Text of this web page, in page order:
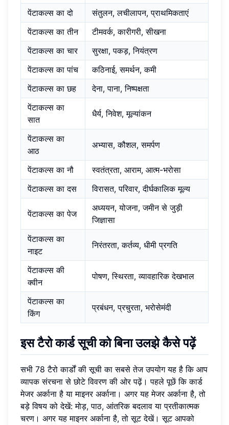
पेंटाकल्स का दो
संतुलन, लचीलापन, प्राथमिकताएं
पेंटाकल्स का तीन
टीमवर्क, कारीगरी, सीखना
पेंटाकल्स का चार
सुरक्षा, पकड़, नियंत्रण
पेंटाकल्स का पांच
कठिनाई, समर्थन, कमी
पेंटाकल्स का छह
देना, पाना, निष्पक्षता
पेंटाकल्स का
सात
धैर्य, निवेश, मूल्यांकन
पेंटाकल्स का
आठ
अभ्यास, कौशल, समर्पण
पेंटाकल्स का नौ
स्वतंत्रता, आराम, आत्म-भरोसा
पेंटाकल्स का दस
विरासत, परिवार, दीर्घकालिक मूल्य
पेंटाकल्स का पेज
अध्ययन, योजना, जमीन से जुड़ी
जिज्ञासा
पेंटाकल्स का
नाइट
निरंतरता, कर्तव्य, धीमी प्रगति
पेंटाकल्स की
क्वीन
पोषण, स्थिरता, व्यावहारिक देखभाल
पेंटाकल्स का
किंग
प्रबंधन, प्रचुरता, भरोसेमंदी
इस टैरो कार्ड सूची को बिना उलझे कैसे पढ़ें
सभी 78 टैरो कार्डों की सूची का सबसे तेज उपयोग यह है कि आप
व्यापक संरचना से छोटे विवरण की ओर पढ़ें। पहले पूछें कि कार्ड
मेजर अर्काना है या माइनर अर्काना। अगर यह मेजर अर्काना है, तो
बड़े विषय को देखें: मोड़, पाठ, आंतरिक बदलाव या प्रतीकात्मक
चरण। अगर यह माइनर अर्काना है, तो सूट देखें। सूट आपको